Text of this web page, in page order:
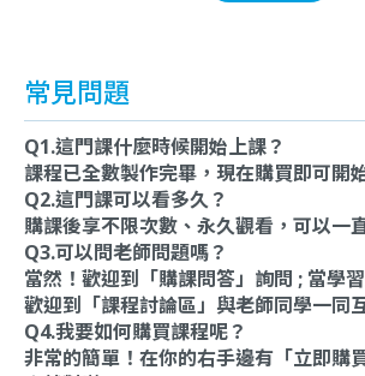
常見問題
Q1.這門課什麼時候開始上課？
課程已全數製作完畢，現在購買即可開
Q2.這門課可以看多久？
購課後享不限次數、永久觀看，可以一
Q3.可以問老師問題嗎？
當然！歡迎到「購課問答」詢問 ; 當學
歡迎到「課程討論區」與老師同學一同
Q4.我要如何購買課程呢？
非常的簡單！在你的右手邊有「立即購